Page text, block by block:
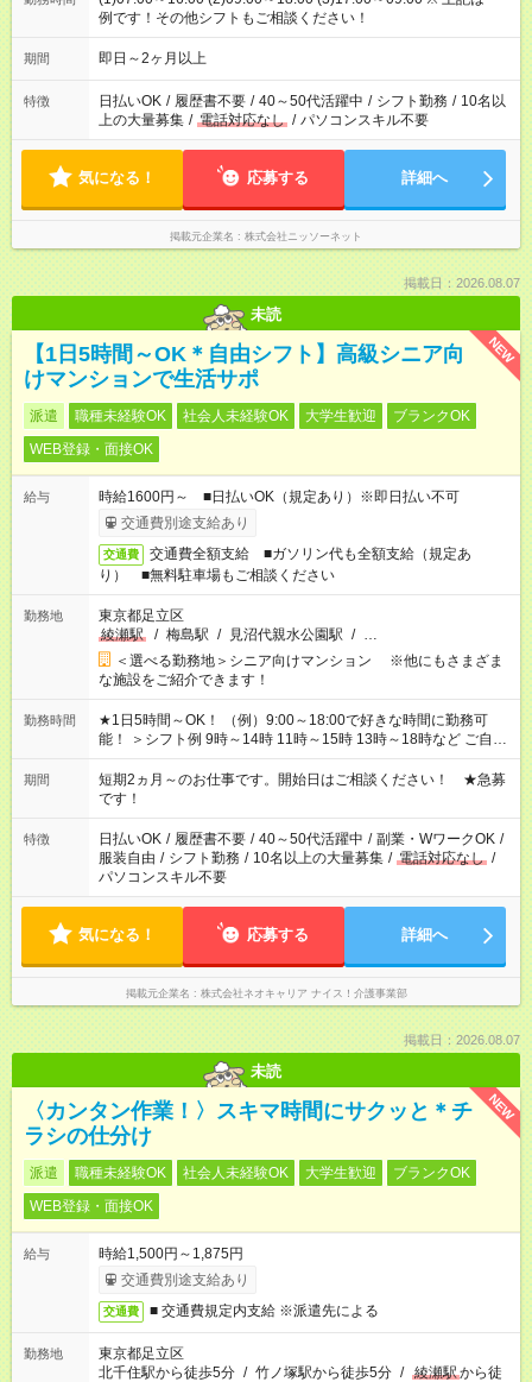
例です！その他シフトもご相談ください！
期間 即日～2ヶ月以上
特徴 日払いOK / 履歴書不要 / 40～50代活躍中 / シフト勤務 / 10名以
上の大量募集 / 電話対応なし / パソコンスキル不要
気になる！ 応募する 詳細へ
掲載元企業名 株式会社ニッソーネット
掲載日：2026.08.07
未読
NEW
【1日5時間～OK＊自由シフト】高級シニア向
けマンションで生活サポ
派遣 職種未経験OK 社会人未経験OK 大学生歓迎
ブランクOK
WEB登録・面接OK
給与
時給1600円～ ■日払いOK（規定あり）※即日払い不可
交通費別途支給あり
交通費
交通費全額支給 ■ガソリン代も全額支給（規定あ
り） ■無料駐車場もご相談ください
勤務地
東京都足立区
綾瀬駅
/ 梅島駅 / 見沼代親水公園駅 / …
＜選べる勤務地＞シニア向けマンション ※他にもさまざま
な施設をご紹介できます！
勤務時間
★1日5時間～OK！ （例）9:00～18:00で好きな時間に勤務可
能！ ＞シフト例 9時～14時 11時～15時 13時～18時など ご自身
のご都合に合わせて勤務時間をご相談ください！ ★家庭の都合
でお休みや時間の調整が必要な場合も遠慮なくご相談くださ
い。
期間
短期2ヵ月～のお仕事です。開始日はご相談ください！ ★急募
です！
特徴 日払いOK / 履歴書不要 / 40～50代活躍中 / 副業・WワークOK /
服装自由 / シフト勤務 / 10名以上の大量募集 / 電話対応なし /
パソコンスキル不要
気になる！ 応募する 詳細へ
掲載元企業名 株式会社ネオキャリア ナイス！介護事業部
掲載日：2026.08.07
未読
NEW
〈カンタン作業！〉スキマ時間にサクッと＊チ
ラシの仕分け
派遣 職種未経験OK 社会人未経験OK 大学生歓迎
ブランクOK
WEB登録・面接OK
給与
時給1,500円～1,875円
交通費別途支給あり
交通費 ■ 交通費規定内支給 ※派遣先による
勤務地
東京都足立区
北千住駅から徒歩5分 / 竹ノ塚駅から徒歩5分 / 綾瀬駅から徒